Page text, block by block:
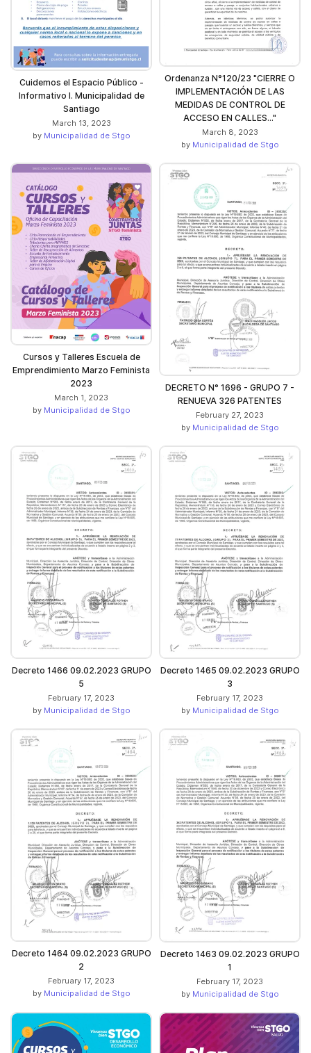
Cuidemos el Espacio Público -
Informativo I. Municipalidad de
Santiago
March 13, 2023
by Municipalidad de Stgo
Ordenanza N°120/23 "CIERRE O
IMPLEMENTACIÓN DE LAS
MEDIDAS DE CONTROL DE
ACCESO EN CALLES..."
March 8, 2023
by Municipalidad de Stgo
Cursos y Talleres Escuela de
Emprendimiento Marzo Feminista
2023
March 1, 2023
by Municipalidad de Stgo
DECRETO N° 1696 - GRUPO 7 -
RENUEVA 326 PATENTES
February 27, 2023
by Municipalidad de Stgo
Decreto 1466 09.02.2023 GRUPO
5
February 17, 2023
by Municipalidad de Stgo
Decreto 1465 09.02.2023 GRUPO
3
February 17, 2023
by Municipalidad de Stgo
Decreto 1464 09.02.2023 GRUPO
2
February 17, 2023
by Municipalidad de Stgo
Decreto 1463 09.02.2023 GRUPO
1
February 17, 2023
by Municipalidad de Stgo